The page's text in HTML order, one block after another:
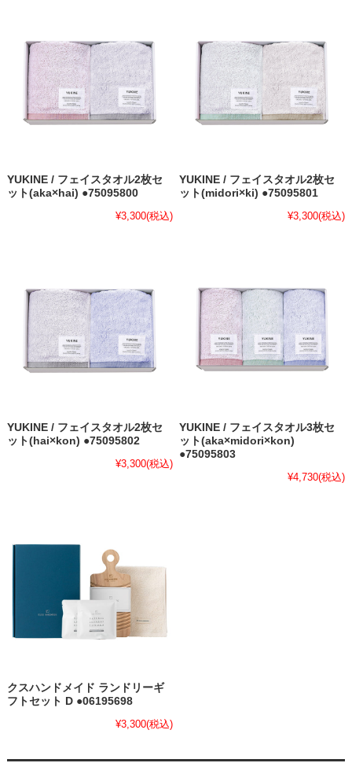
YUKINE / フェイスタオル2枚セ
ット(aka×hai) ●75095800
¥3,300(税込)
YUKINE / フェイスタオル2枚セ
ット(midori×ki) ●75095801
¥3,300(税込)
YUKINE / フェイスタオル2枚セ
ット(hai×kon) ●75095802
¥3,300(税込)
YUKINE / フェイスタオル3枚セ
ット(aka×midori×kon)
●75095803
¥4,730(税込)
クスハンドメイド ランドリーギ
フトセット D ●06195698
¥3,300(税込)